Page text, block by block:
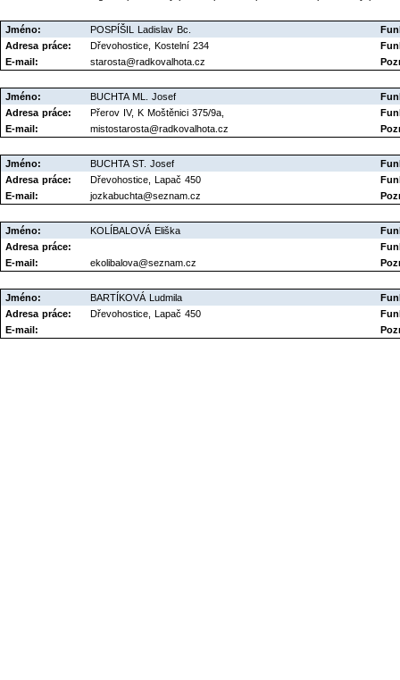
Jméno: POSPÍŠIL Ladislav Bc.
Adresa práce:
Dřevohostice, Kostelní 234
E-mail:
starosta@radkovalhota.cz
Jméno: BUCHTA ML. Josef
Adresa práce:
Přerov IV, K Moštěnici 375/9a,
E-mail:
mistostarosta@radkovalhota.cz
Jméno: BUCHTA ST. Josef
Adresa práce:
Dřevohostice, Lapač 450
E-mail:
jozkabuchta@seznam.cz
Jméno: KOLÍBALOVÁ Eliška
Adresa práce:
E-mail:
ekolibalova@seznam.cz
Jméno: BARTÍKOVÁ Ludmila
Adresa práce:
Dřevohostice, Lapač 450
E-mail: